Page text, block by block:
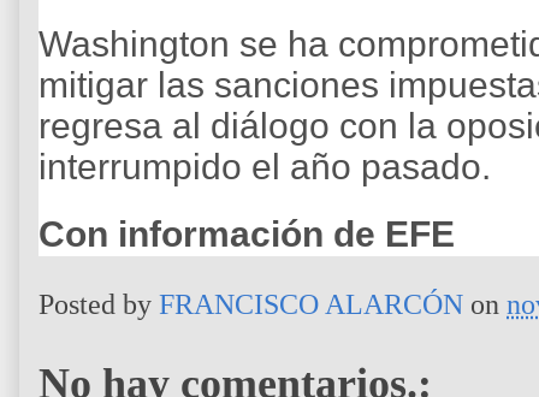
Washington se ha
mitigar las sanciones
regresa al diálogo con la
interrumpido el año pasado.
Con información de EFE
Posted by FRANCISCO ALARCÓN on
No hay comentarios.: